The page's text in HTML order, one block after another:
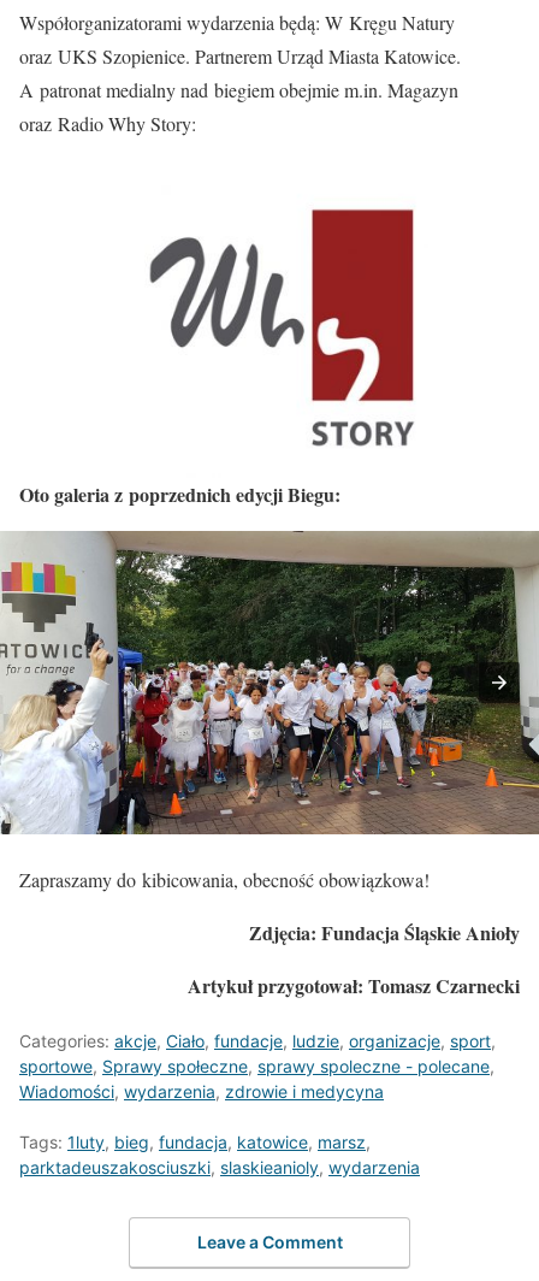
Współorganizatorami wydarzenia będą: W Kręgu Natury
oraz UKS Szopienice. Partnerem Urząd Miasta Katowice.
A patronat medialny nad biegiem obejmie m.in. Magazyn
oraz Radio Why Story:
Oto galeria z poprzednich edycji Biegu:
Zapraszamy do kibicowania, obecność obowiązkowa!
Zdjęcia: Fundacja Śląskie Anioły
Artykuł przygotował: Tomasz Czarnecki
Categories: akcje, Ciało, fundacje, ludzie, organizacje, sport,
sportowe, Sprawy społeczne, sprawy spoleczne - polecane,
Wiadomości, wydarzenia, zdrowie i medycyna
Tags: 1luty, bieg, fundacja, katowice, marsz,
parktadeuszakosciuszki, slaskieanioly, wydarzenia
Leave a Comment